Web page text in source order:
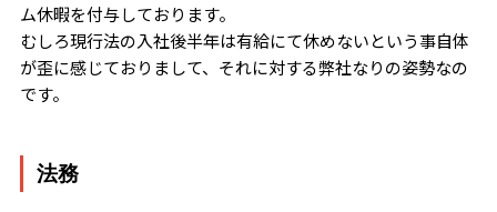
ム休暇を付与しております。
むしろ現行法の入社後半年は有給にて休めないという事自体
が歪に感じておりまして、それに対する弊社なりの姿勢なの
です。
法務